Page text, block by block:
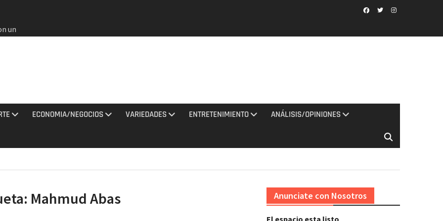
un
en
a
ECONOMIA/NEGOCIOS VARIEDADES ENTRETENIMIENTO ANÁLISIS/OPINIONES
Mahmud Abas Anunciate con Nosotros
El espacio esta listo